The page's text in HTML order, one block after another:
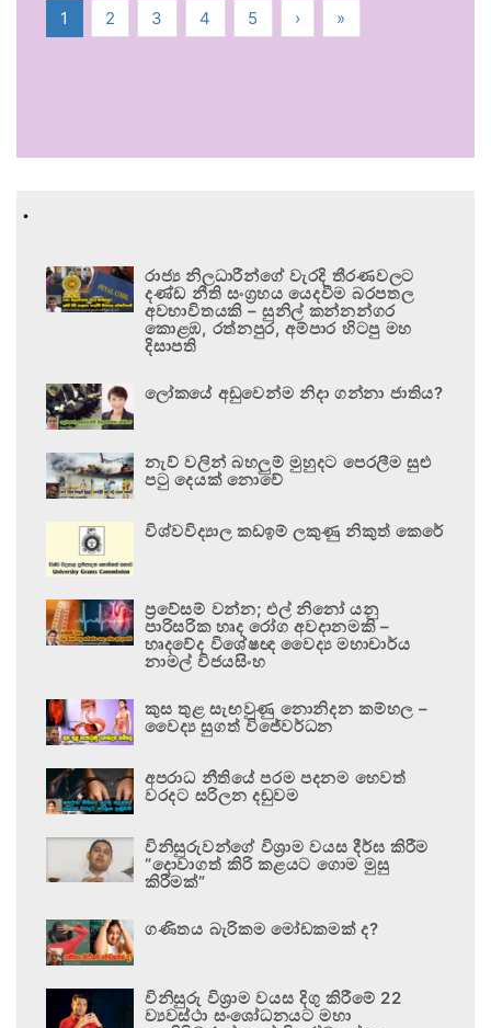
1 2 3 4 5 › »
.
රාජ්‍ය නිලධාරීන්ගේ වැරදි තීරණවලට
දණ්ඩ නීති සංග්‍රහය යෙදවීම බරපතල
අවභාවිතයකි – සුනිල් කන්නන්ගර
කොළඹ, රත්නපුර, අම්පාර හිටපු මහ
දිසාපති
ලෝකයේ අඩුවෙන්ම නිදා ගන්නා ජාතිය?
නැව් වලින් බහලුම් මුහුදට පෙරලීම සුළු
පටු දෙයක් නොවේ
විශ්වවිද්‍යාල කඩඉම් ලකුණු නිකුත් කෙරේ
ප්‍රවේසම් වන්න; එල් නිනෝ යනු
පාරිසරික හෘද රෝග අවදානමකි –
හෘදවේද විශේෂඥ වෛද්‍ය මහාචාර්ය
නාමල් විජයසිංහ
කුස තුළ සැඟවුණු නොනිදන කම්හල –
වෛද්‍ය සුගත් විජේවර්ධන
අපරාධ නීතියේ පරම පදනම හෙවත්
වරදට සරිලන දඬුවම
විනිසුරුවන්ගේ විශ්‍රාම වයස දීර්ඝ කිරීම
“දොවාගත් කිරි කළයට ගොම මුසු
කිරීමක්”
ගණිතය බැරිකම මෝඩකමක් ද?
විනිසුරු විශ්‍රාම වයස දිගු කිරීමේ 22
ව්‍යවස්ථා සංශෝධනයට මහා